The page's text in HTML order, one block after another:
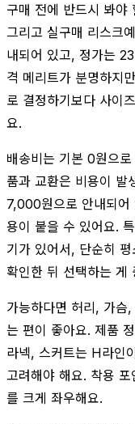
구매 전에 반드시 봐야
그리고 실구매 리스크
내되어 있고, 정가는
격 메리트가 분명하지
로 결정하기보다 사이
요.
배송비는 기본 0원으
품과 교환은 비용이 발
7,000원으로 안내되어
용이 붙을 수 있어요.
기가 있어서, 단순히
확인한 뒤 선택하는 게
가능하다면 허리, 가슴
는 편이 좋아요. 제품
라넥, 스커트는 H라인
고려해야 해요. 착용
를 크게 좌우해요.